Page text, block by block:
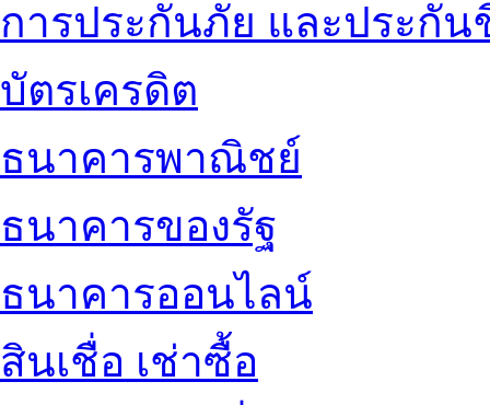
การประกันภัย และประกัน
บัตรเครดิต
ธนาคารพาณิชย์
ธนาคารของรัฐ
ธนาคารออนไลน์
สินเชื่อ เช่าซื้อ